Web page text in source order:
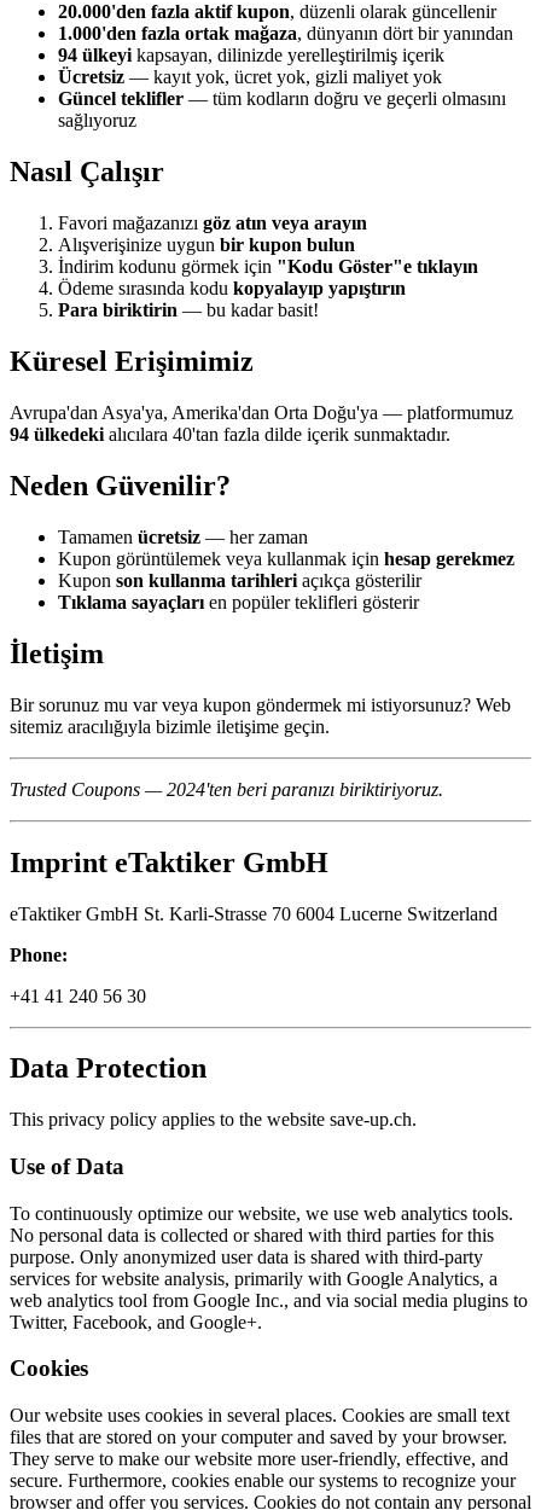
20.000'den fazla aktif kupon, düzenli olarak güncellenir
1.000'den fazla ortak mağaza, dünyanın dört bir yanından
94 ülkeyikapsayan, dilinizde yerelleştirilmiş içerik
Ücretsiz — kayıt yok, ücret yok, gizli maliyet yok
Güncel teklifler — tüm kodların doğru ve geçerli olmasını
sağlıyoruz
Nasıl Çalışır
Favori mağazanızı göz atın veya arayın
Alışverişinize uygun bir kupon bulun
İndirim kodunu görmek için "Kodu Göster"e tıklayın
Ödeme sırasında kodu kopyalayıp yapıştırın
Para biriktirin — bu kadar basit!
Küresel Erişimimiz
Avrupa'dan Asya'ya, Amerika'dan Orta Doğu'ya — platformumuz
94 ülkedeki alıcılara 40'tan fazla dilde içerik sunmaktadır.
Neden Güvenilir?
Tamamen ücretsiz — her zaman
Kupon görüntülemek veya kullanmak için hesap gerekmez
Kupon son kullanma tarihleri açıkça gösterilir
Tıklama sayaçları en popüler teklifleri gösterir
İletişim
Bir sorunuz mu var veya kupon göndermek mi istiyorsunuz? Web
sitemiz aracılığıyla bizimle iletişime geçin.
Trusted Coupons — 2024'ten beri paranızı biriktiriyoruz.
Imprint eTaktiker GmbH
eTaktiker GmbH St. Karli-Strasse 70 6004 Lucerne Switzerland
Phone:
+41 41 240 56 30
Data Protection
This privacy policy applies to the website save-up.ch.
Use of Data
To continuously optimize our website, we use web analytics tools.
No personal data is collected or shared with third parties for this
purpose. Only anonymized user data is shared with third-party
services for website analysis, primarily with Google Analytics, a
web analytics tool from Google Inc., and via social media plugins to
Twitter, Facebook, and Google+.
Cookies
Our website uses cookies in several places. Cookies are small text
files that are stored on your computer and saved by your browser.
They serve to make our website more user-friendly, effective, and
secure. Furthermore, cookies enable our systems to recognize your
browser and offer you services. Cookies do not contain any personal